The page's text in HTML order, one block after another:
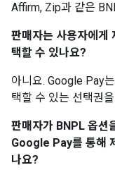
Affirm, Zip과 같은
판매자는 사용자에게
택할 수 있나요?
아니요. Google Pay
택할 수 있는 선택권
판매자가 BNPL 옵션
Google Pay를 통해
나요?